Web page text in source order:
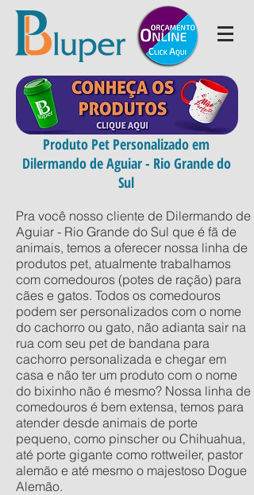
Produto Pet Personalizado em
Dilermando de Aguiar - Rio Grande do
Sul
Pra você nosso cliente de Dilermando de
Aguiar - Rio Grande do Sul que é fã de
animais, temos a oferecer nossa linha de
produtos pet, atualmente trabalhamos
com comedouros (potes de ração) para
cães e gatos. Todos os comedouros
podem ser personalizados com o nome
do cachorro ou gato, não adianta sair na
rua com seu pet de bandana para
cachorro personalizada e chegar em
casa e não ter um produto com o nome
do bixinho não é mesmo? Nossa linha de
comedouros é bem extensa, temos para
atender desde animais de porte
pequeno, como pinscher ou Chihuahua,
até porte gigante como rottweiler, pastor
alemão e até mesmo o majestoso Dogue
Alemão.